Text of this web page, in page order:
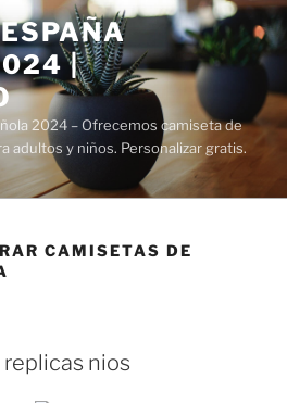
|
2024 – Ofrecemos camiseta de
adultos y niños. Personalizar gratis.
CAMISETAS DE
nios